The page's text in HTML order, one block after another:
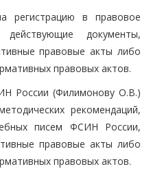
регистрацию в правовое
документы,
правовые акты либо
правовых актов.
России (Филимонову О.В.)
рекомендаций,
писем ФСИН России,
правовые акты либо
правовых актов.